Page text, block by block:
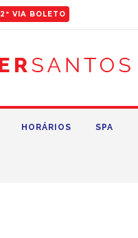
2ª VIA BOLETO
HORÁRIOS SPA